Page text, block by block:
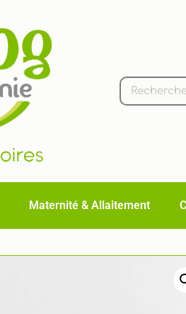
Maternité & Allaitement